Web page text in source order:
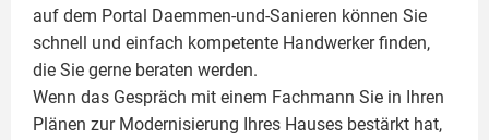
auf dem Portal Daemmen-und-Sanieren können Sie
schnell und einfach kompetente Handwerker finden,
die Sie gerne beraten werden.
Wenn das Gespräch mit einem Fachmann Sie in Ihren
Plänen zur Modernisierung Ihres Hauses bestärkt hat,